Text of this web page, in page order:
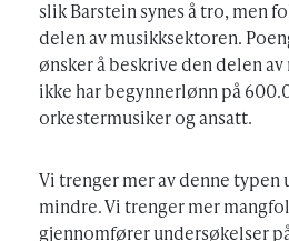
slik Barstein synes å tro, men
delen av musikksektoren.
ønsker å beskrive den delen
ikke har begynnerlønn på
orkestermusiker og ansatt.
Vi trenger mer av denne typen
mindre. Vi trenger mer
gjennomfører undersøkelser